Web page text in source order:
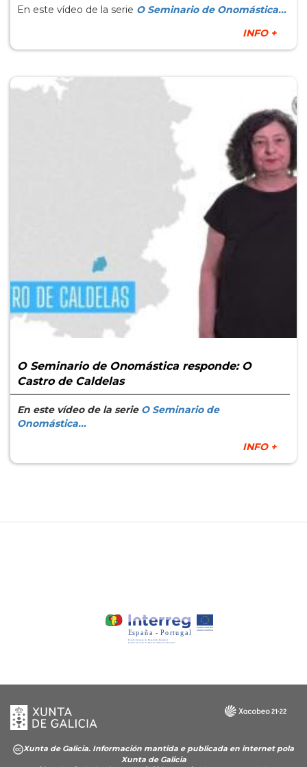
En este vídeo de la serie O Seminario de Onomástica...
INFO +
O Seminario de Onomástica responde: O
Castro de Caldelas
En este vídeo de la serie O Seminario de
Onomástica...
INFO +
Xunta
de
Galicia
Galicia
Xunta de Galicia. Información mantida e publicada en internet pola
Xunta de Galicia